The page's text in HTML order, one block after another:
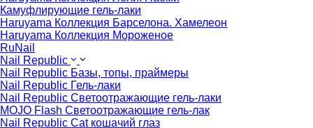
Камуфлирующие гель-лаки
Haruyama Коллекция Барселона. Хамелеон
Haruyama Коллекция Мороженое
RuNail
Nail Republic
Nail Republic Базы, топы, праймеры
Nail Republic Гель-лаки
Nail Republic Светоотражающие гель-лаки
MOJO Flash Светоотражающие гель-лак
Nail Republic Cat кошачий глаз